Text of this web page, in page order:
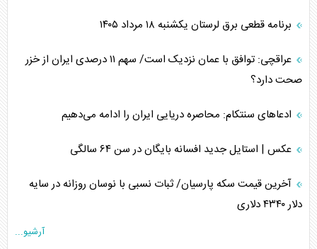
برنامه قطعی برق لرستان یکشنبه ۱۸ مرداد ۱۴۰۵
عراقچی: توافق با عمان نزدیک است/ سهم ۱۱ درصدی ایران از خزر
صحت دارد؟
ادعا‌های سنتکام: محاصره دریایی ایران را ادامه می‌دهیم
عکس | استایل جدید افسانه بایگان در سن ۶۴ سالگی
آخرین قیمت سکه پارسیان/ ثبات نسبی با نوسان روزانه در سایه
دلار ۴۳۴۰ دلاری
آرشیو...